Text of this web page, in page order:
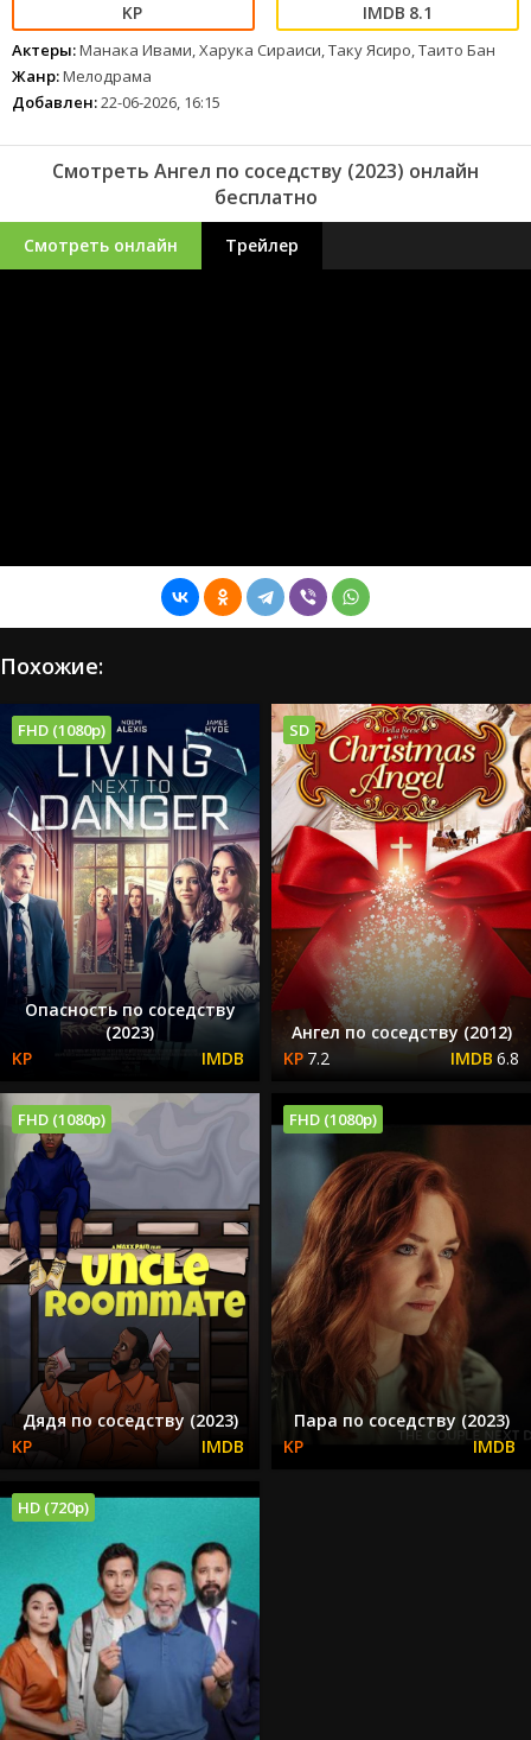
8.1
Актеры:Манака Ивами, Харука Сираиси, Таку Ясиро, Таито Бан
Жанр:Мелодрама
Добавлен:22-06-2026, 16:15
Смотреть Ангел по соседству (2023) онлайн
бесплатно
Смотреть онлайн Трейлер
Похожие:
FHD (1080p)
Опасность по соседству
(2023)
SD
Ангел по соседству (2012)
7.2
6.8
FHD (1080p)
Дядя по соседству (2023)
FHD (1080p)
Пара по соседству (2023)
HD (720p)